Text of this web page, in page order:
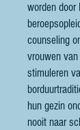
worden door
counseling
vrouwen
stimuleren
hun gezin
nooit naar